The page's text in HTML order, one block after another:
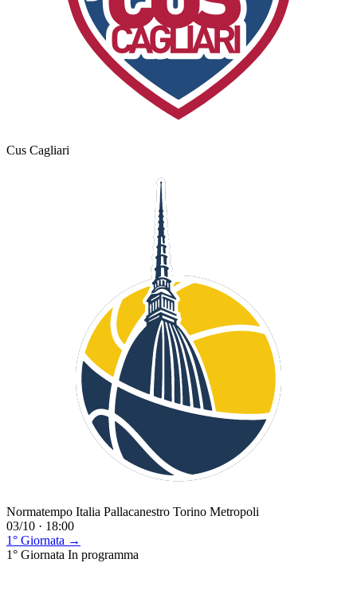
Cus Cagliari
Normatempo Italia Pallacanestro Torino Metropoli
03/10 · 18:00
1° Giornata →
1° Giornata In programma